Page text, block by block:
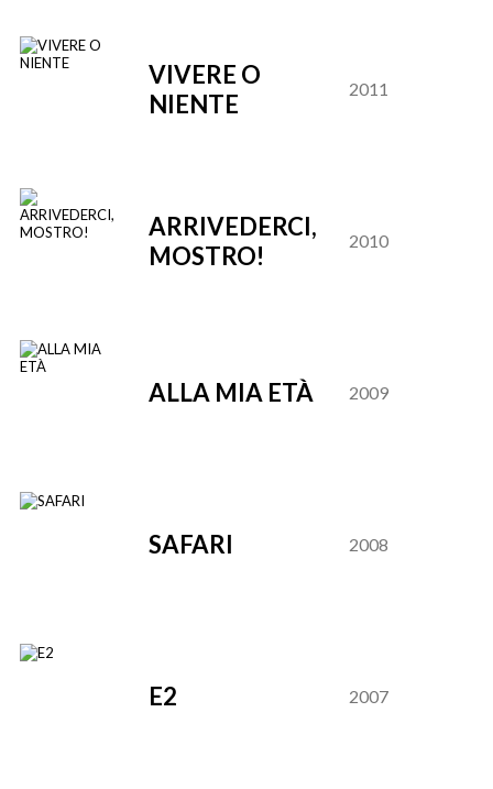
VIVERE O
NIENTE
2011
ARRIVEDERCI,
MOSTRO!
2010
ALLA MIA ETÀ 2009
SAFARI 2008
E2 2007